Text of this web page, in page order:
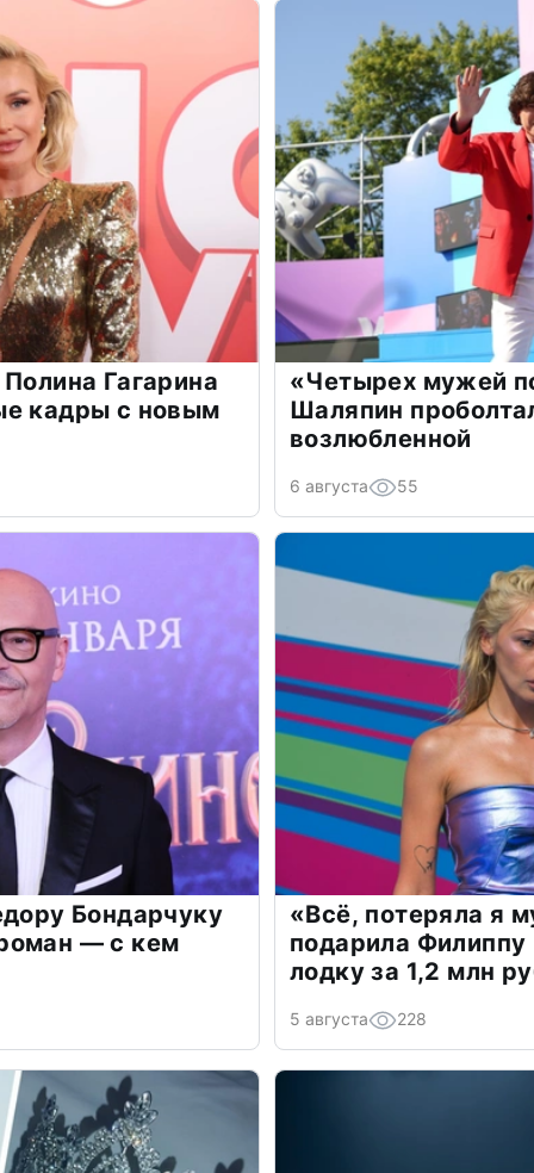
Гагарина
кадры с новым
«Четырех мужей
Шаляпин
возлюбленной
6 августа 55
Бондарчуку
— с кем
«Всё, потеряла я
подарила
лодку за 1,2 млн
5 августа 228